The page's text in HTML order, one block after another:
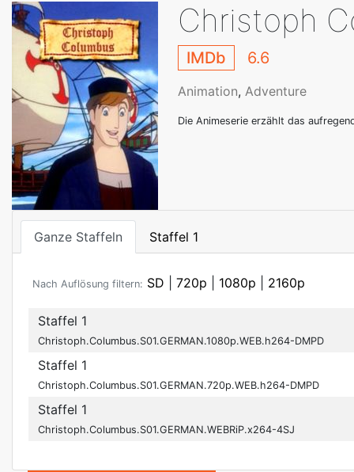
Christoph
IMDb 6.6
Animation, Adventure
Die Animeserie erzählt das
Ganze Staffeln Staffel 1
Nach Auflösung filtern: SD 720p 1080p 2160p
Staffel 1
Christoph.Columbus.S01.GERMAN.1080p.WEB.h264-DMPD
Staffel 1
Christoph.Columbus.S01.GERMAN.720p.WEB.h264-DMPD
Staffel 1
Christoph.Columbus.S01.GERMAN.WEBRiP.x264-4SJ